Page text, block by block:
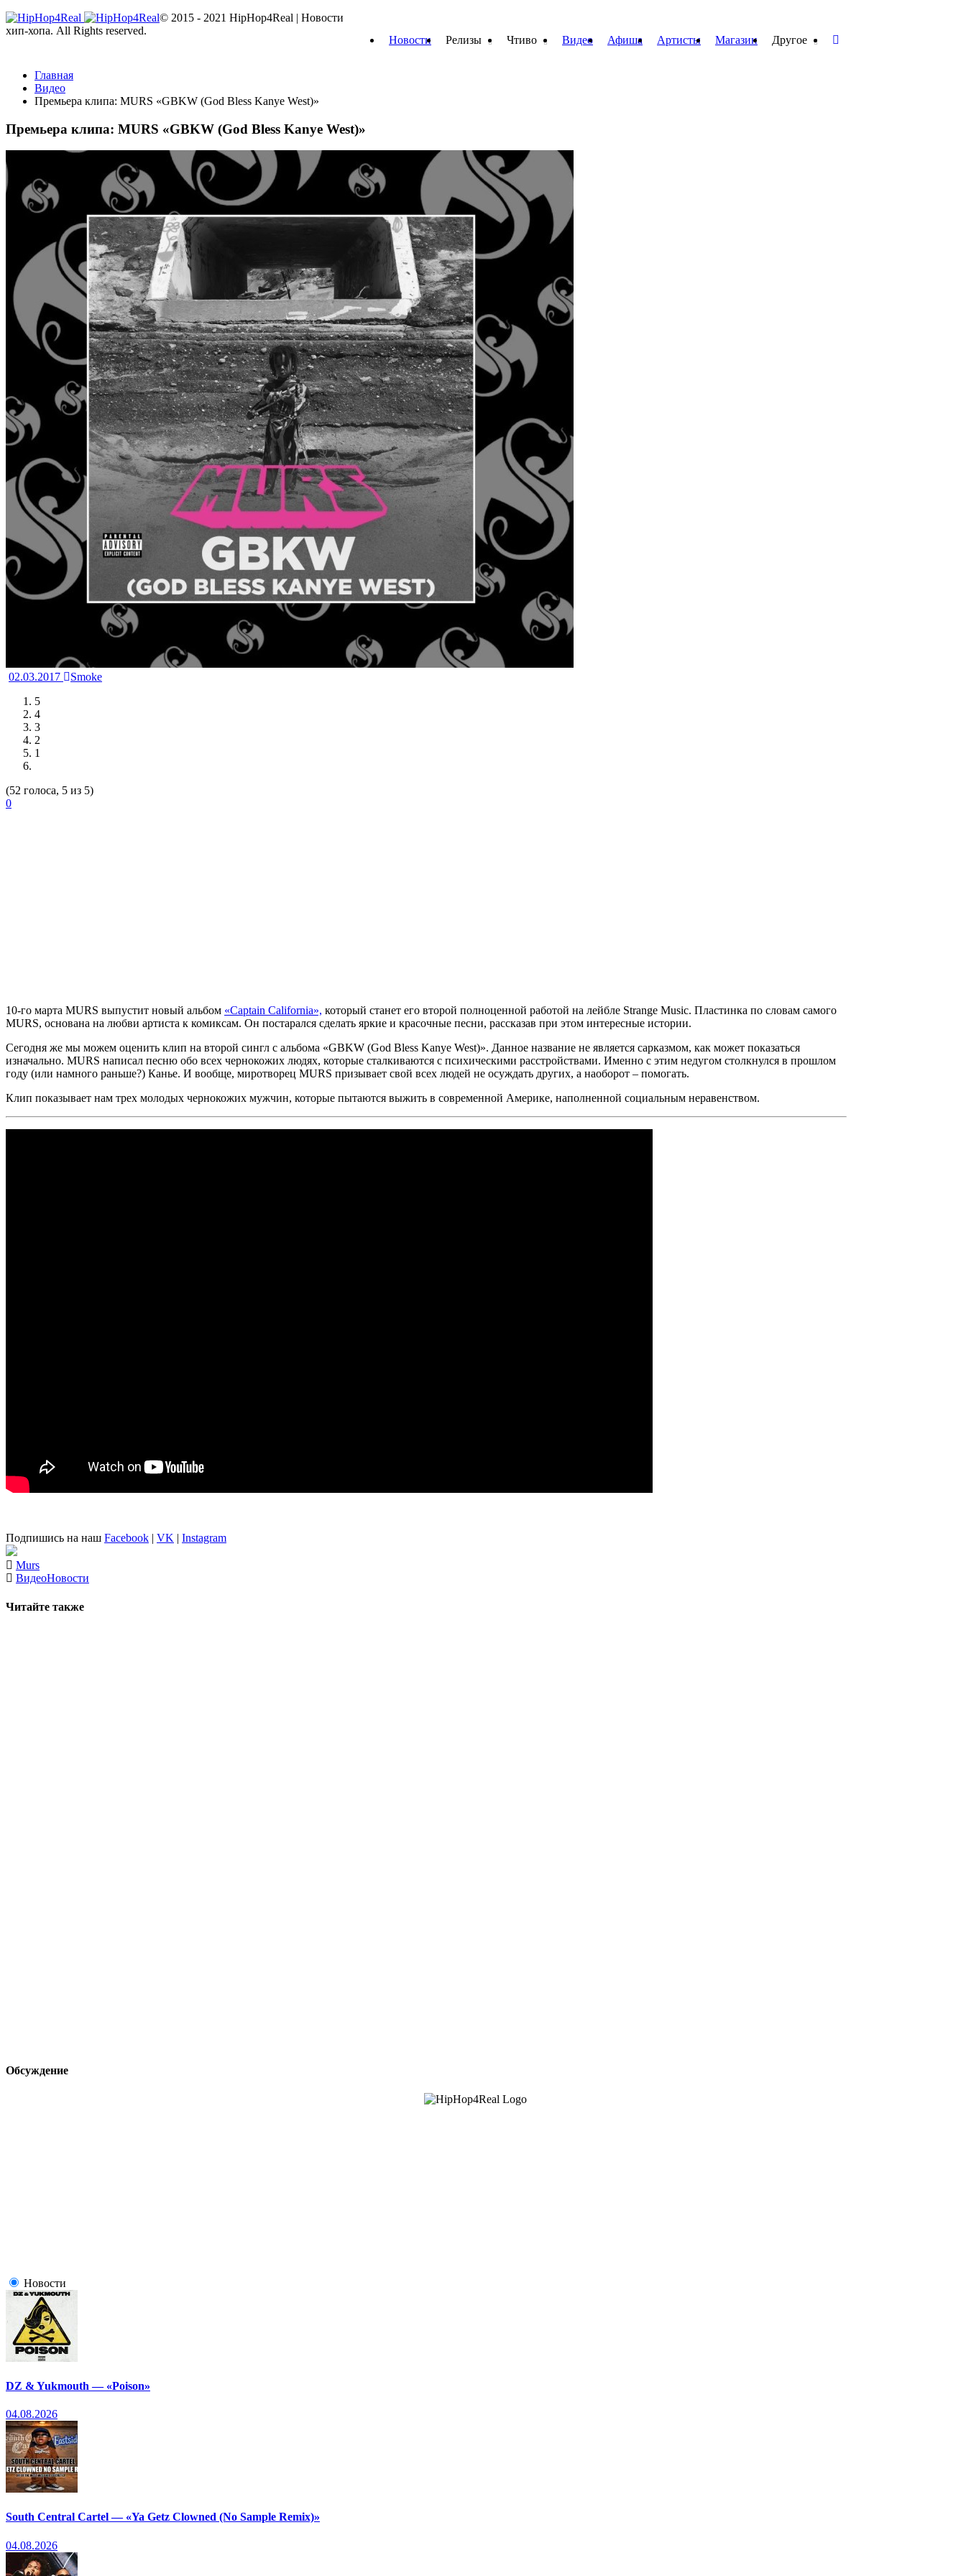
Новости Релизы Чтиво Видео Афиша Артисты Магазин Другое
Главная
Видео
Премьера клипа: MURS «GBKW (God Bless Kanye West)»
Премьера клипа: MURS «GBKW (God Bless Kanye West)»
02.03.2017
Smoke
5
4
3
2
1
(52 голоса, 5 из 5)
0
10-го марта MURS выпустит новый альбом «Captain California», который станет его второй полноценной работой на лейбле Strange Music. Пластинка по словам самого
MURS, основана на любви артиста к комиксам. Он постарался сделать яркие и красочные песни, рассказав при этом интересные истории.
Сегодня же мы можем оценить клип на второй сингл с альбома «GBKW (God Bless Kanye West)». Данное название не является сарказмом, как может показаться
изначально. MURS написал песню обо всех чернокожих людях, которые сталкиваются с психическими расстройствами. Именно с этим недугом столкнулся в прошлом
году (или намного раньше?) Канье. И вообще, миротворец MURS призывает свой всех людей не осуждать других, а наоборот – помогать.
Клип показывает нам трех молодых чернокожих мужчин, которые пытаются выжить в современной Америке, наполненной социальным неравенством.
Подпишись на наш Facebook | VK | Instagram
Murs
ВидеоНовости
Читайте также
Обсуждение
Новости
DZ & Yukmouth — «Poison»
04.08.2026
South Central Cartel — «Ya Getz Clowned (No Sample Remix)»
04.08.2026
© 2015 - 2021 HipHop4Real | Новости
хип-хопа. All Rights reserved.